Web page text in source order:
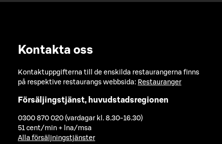
Kontakta oss
Kontaktuppgifterna till de enskilda restaurangerna finns
på respektive restaurangs webbsida: Restauranger
Försäljingstjänst, huvudstadsregionen
0300 870 020 (vardagar kl. 8.30-16.30)
51 cent/min + lna/msa
Alla försäljningstjänster